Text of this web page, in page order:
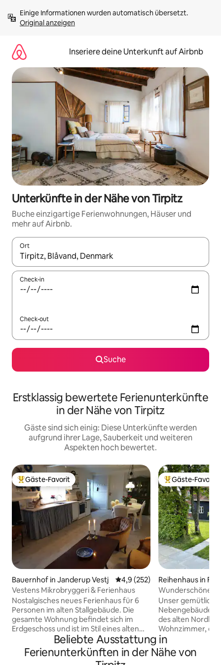
Inhalten
springenOriginal anzeigen
Inseriere deine Unterkunft auf Airbnb
Unterkünfte in der Nähe von Tirpitz
Buche einzigartige Ferienwohnungen, Häuser und
mehr auf Airbnb.
Ort
Wenn Ergebnisse verfügbar sind, navigiere mit den
Check-in
Check-out
Suche
Erstklassig bewertete Ferienunterkünfte
in der Nähe von Tirpitz
Gäste sind sich einig: Diese Unterkünfte werden
aufgrund ihrer Lage, Sauberkeit und weiteren
Aspekten hoch bewertet.
Beliebter Gäste-Favorit.
Gäste-Favorit
Bauernhof in Janderup Vestj Durchschnittliche Bewertung:
4,9 (252)
Vestens Mikrobryggeri & Ferienhaus
Nostalgisches neues Ferienhaus für 6
Personen im alten Stallgebäude. Die
gesamte Wohnung befindet sich im
Erdgeschoss und ist im Stil eines alten
Badehotels aus dem Jahr 1930 gebaut.
Wir selbst wohnen im Erdgeschoss des
Hauses auf dem Grundstück, am Ende
Beliebter Gäste-
Gäste-Favorit
Reihenhaus in
Wunderschönes
von Nordby auf
Unser
Nebengebäude
des alten Nordby. Im Anbau gibt es ein
Wohnzimmer,
Schlafzimmer (in
Doppelbett, im
ein großes
Beliebte Ausstattung in
Ferienunterkünften in der Nähe von